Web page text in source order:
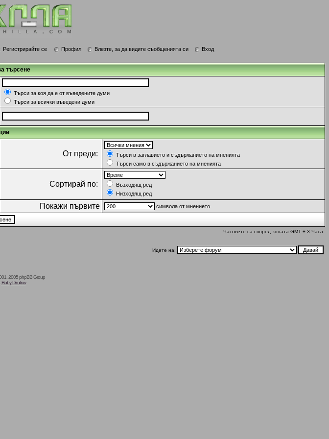
Регистрирайте се Профил Влезте, за да видите съобщенията си
Вход
търсене
Търси за коя да е от въведените думи
Търси за всички въведени думи
От преди:
Търси в заглавието и съдържанието на мненията
Търси само в съдържанието на мненията
Сортирай по:
Възходящ ред
Низходящ ред
Покажи първите символа от мнението
Часовете са според зоната GMT + 3 Часа
Идете на:
2005 phpBB Group
Boby Dimitrov